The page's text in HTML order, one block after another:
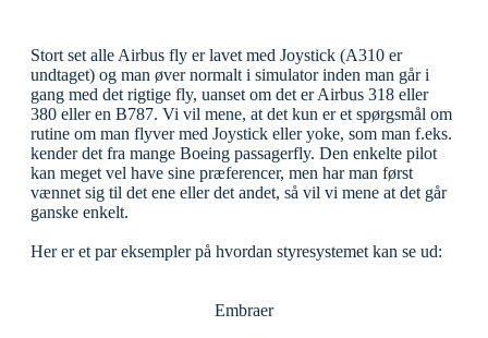
Stort set alle Airbus fly er lavet med Joystick (A310 er
undtaget) og man øver normalt i simulator inden man går i
gang med det rigtige fly, uanset om det er Airbus 318 eller
380 eller en B787. Vi vil mene, at det kun er et spørgsmål om
rutine om man flyver med Joystick eller yoke, som man f.eks.
kender det fra mange Boeing passagerfly. Den enkelte pilot
kan meget vel have sine præferencer, men har man først
vænnet sig til det ene eller det andet, så vil vi mene at det går
ganske enkelt.
Her er et par eksempler på hvordan styresystemet kan se ud:
Embraer